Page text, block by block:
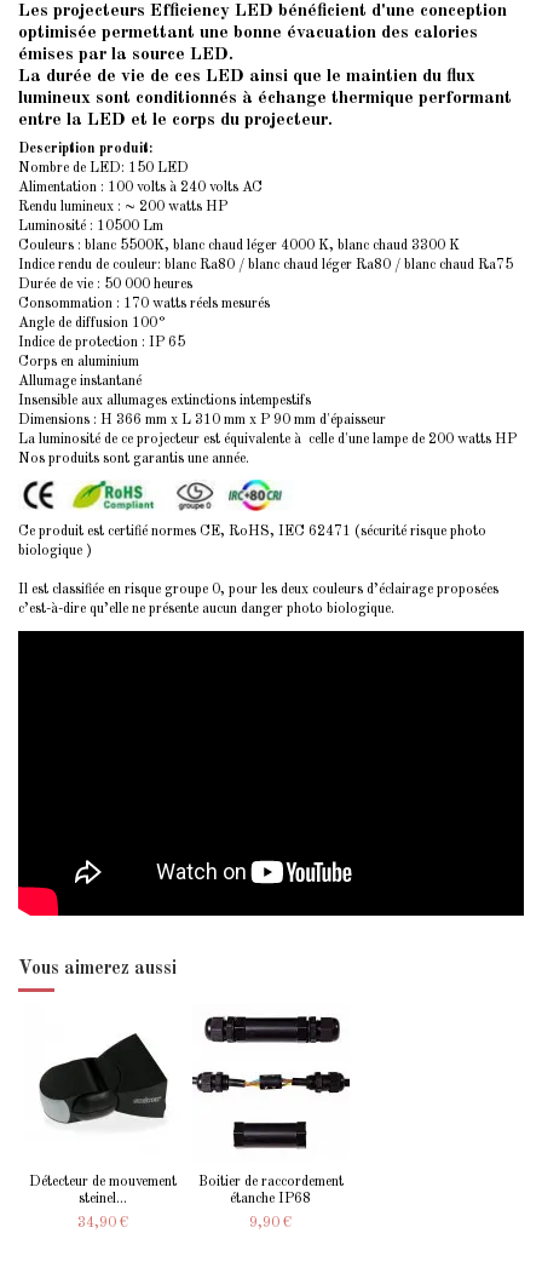
Les projecteurs Efficiency LED bénéficient d'une conception
optimisée permettant une bonne évacuation des calories
émises par la source LED.
La durée de vie de ces LED ainsi que le maintien du flux
lumineux sont conditionnés à échange thermique performant
entre la LED et le corps du projecteur.
Description produit:
Nombre de LED: 150 LED
Alimentation : 100 volts à 240 volts AC
Rendu lumineux : ~ 200 watts HP
Luminosité : 10500 Lm
Couleurs : blanc 5500K, blanc chaud léger 4000 K, blanc chaud 3300 K
Indice rendu de couleur: blanc Ra80 / blanc chaud léger Ra80 / blanc chaud Ra75
Durée de vie : 50 000 heures
Consommation : 170 watts réels mesurés
Angle de diffusion 100°
Indice de protection : IP 65
Corps en aluminium
Allumage instantané
Insensible aux allumages extinctions intempestifs
Dimensions : H 366 mm x L 310 mm x P 90 mm d'épaisseur
La luminosité de ce projecteur est équivalente à celle d'une lampe de 200 watts HP
Nos produits sont garantis une année.
Ce produit est certifié normes CE, RoHS, IEC 62471 (sécurité risque photo
biologique )
Il est classifiée en risque groupe 0, pour les deux couleurs d’éclairage proposées
c’est-à-dire qu’elle ne présente aucun danger photo biologique.
Vous aimerez aussi
Détecteur de mouvement
steinel...
34,90 €
Boitier de raccordement
étanche IP68
9,90 €